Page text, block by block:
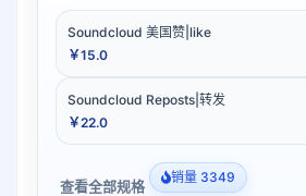
Soundcloud 美国赞|like
￥15.0
Soundcloud Reposts|转发
￥22.0
查看全部规格 销量 3349